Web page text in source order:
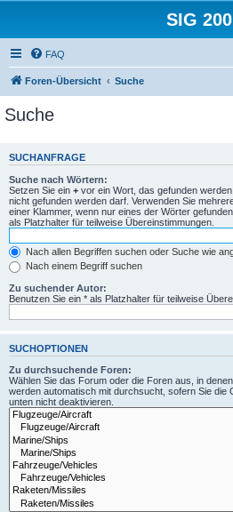
SIG 200
FAQ
Foren-Übersicht Suche
Suche
SUCHANFRAGE
Suche nach Wörtern:
Setzen Sie ein + vor ein Wort, das gefunden
nicht gefunden werden darf. Verwenden Sie
einer Klammer, wenn nur eines der Wörter
als Platzhalter für teilweise Übereinstimmungen.
Nach allen Begriffen suchen oder Suche wie
Nach einem Begriff suchen
Zu suchender Autor:
Benutzen Sie ein * als Platzhalter für teilweise
SUCHOPTIONEN
Zu durchsuchende Foren:
Wählen Sie das Forum oder die Foren aus, in
werden automatisch mit durchsucht, sofern Sie die
unten nicht deaktivieren.